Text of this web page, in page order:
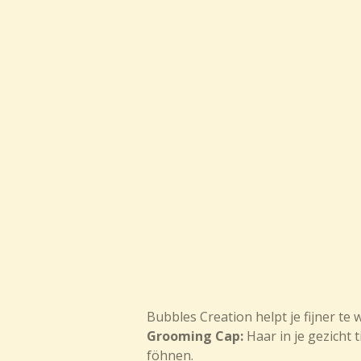
Bubbles Creation helpt je fijner te
Grooming Cap: Haar in je gezicht
föhnen.